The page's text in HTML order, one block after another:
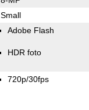
Small
Adobe Flash
HDR foto
720p/30fps